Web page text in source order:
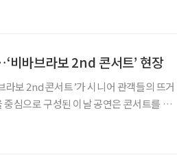
비바브라보 2nd 콘서트’ 현장
보 2nd 콘서트’가 시니어 관객들의 뜨거
심으로 구성된 이날 공연은 콘서트를 넘어